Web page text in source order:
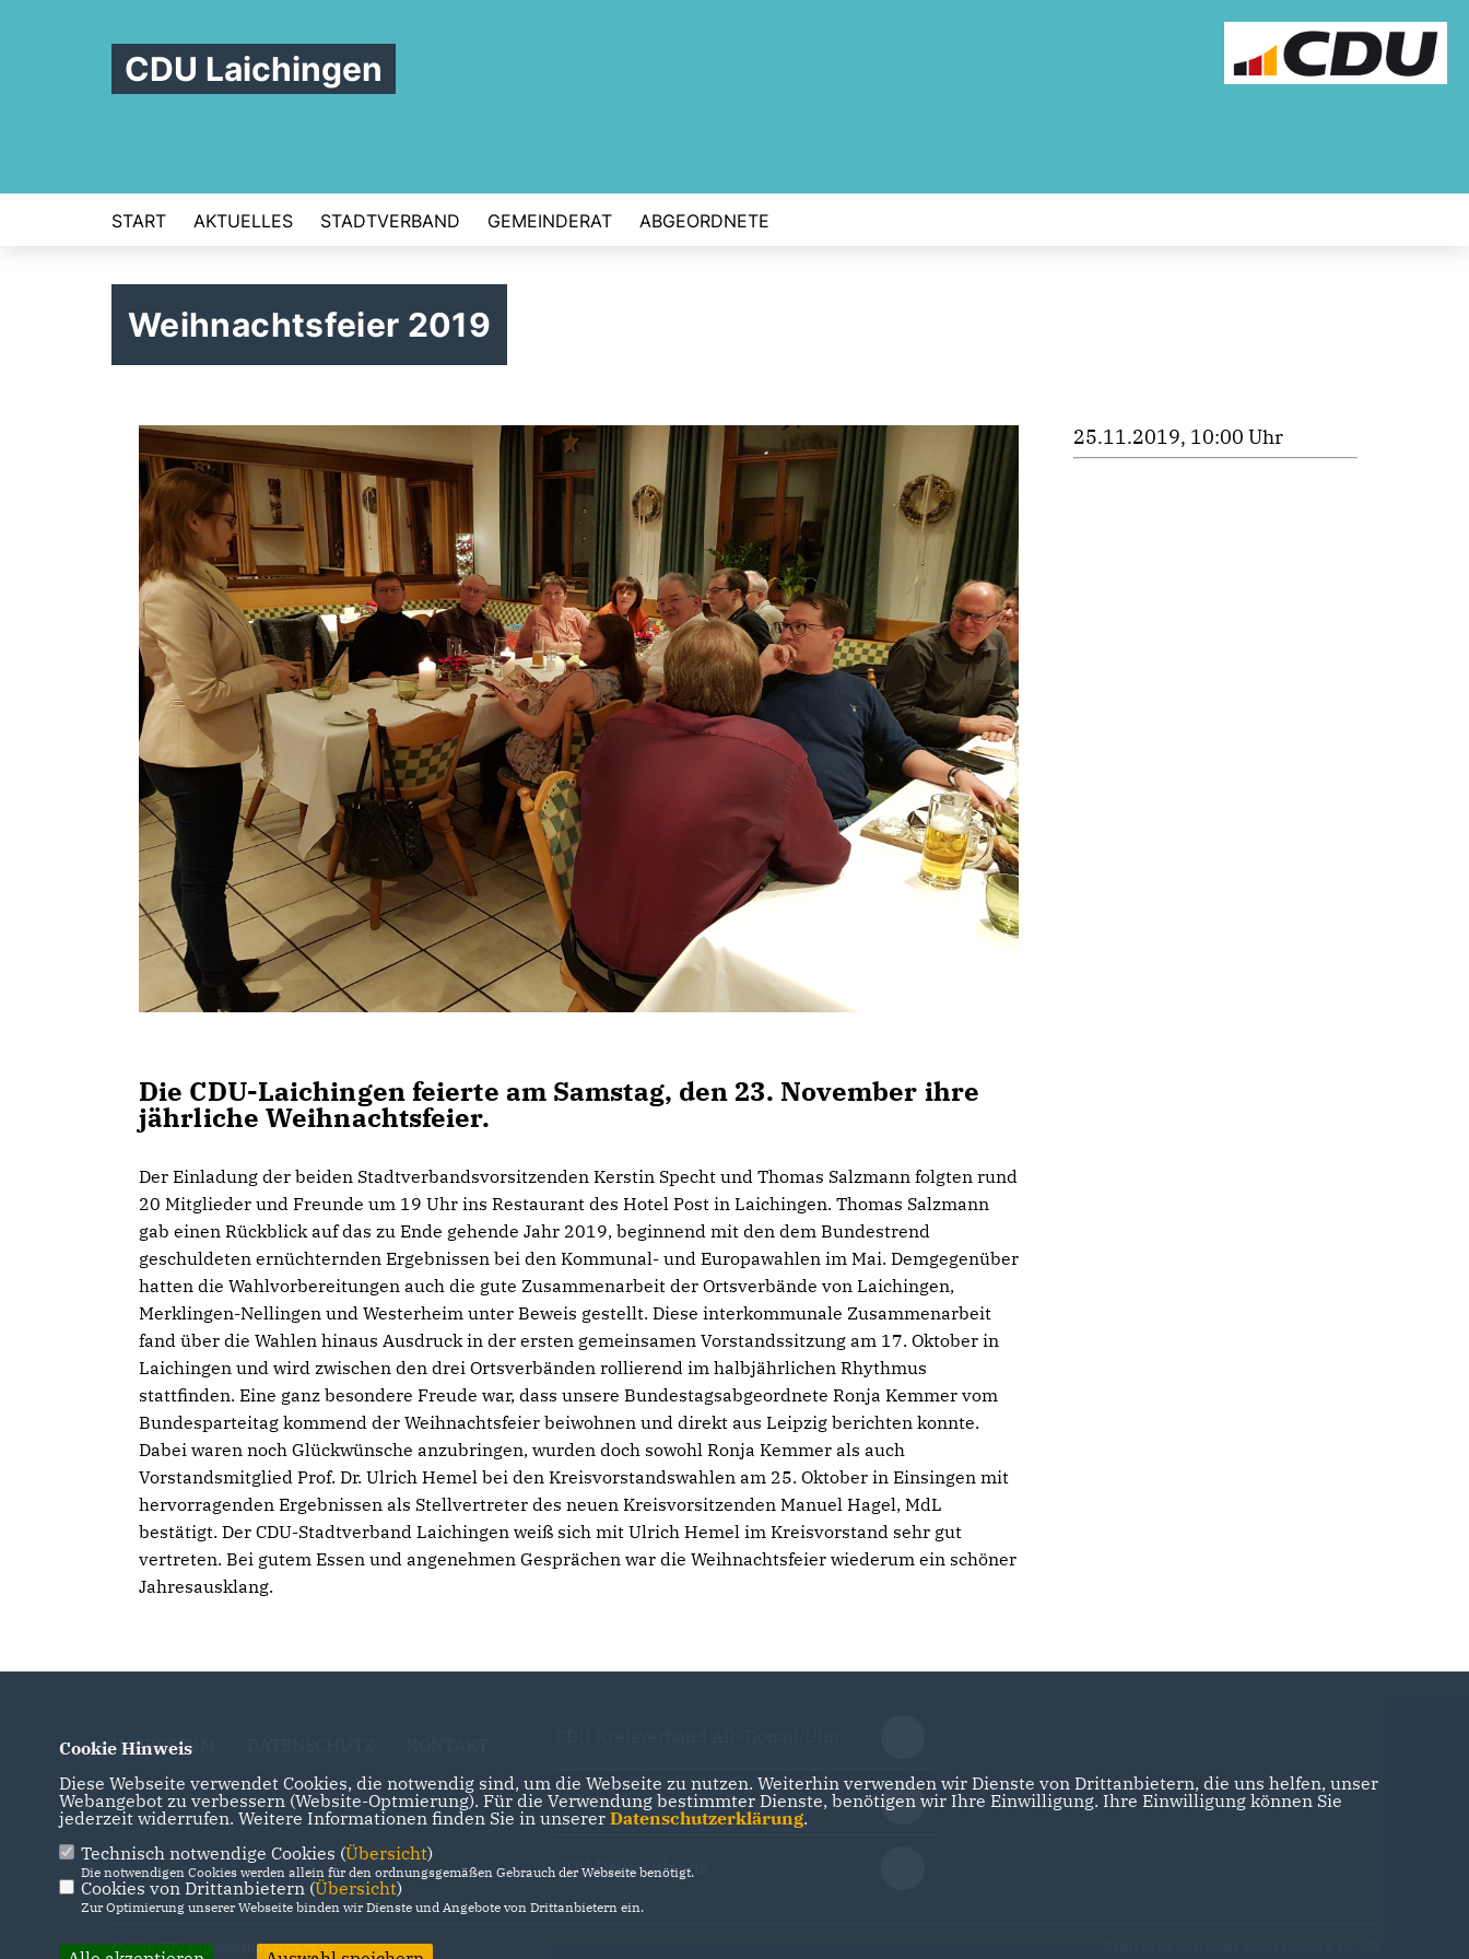
CDU Laichingen
START AKTUELLES STADTVERBAND GEMEINDERAT ABGEORDNETE
Weihnachtsfeier 2019
Die CDU-Laichingen feierte am Samstag, den 23. November ihre
jährliche Weihnachtsfeier.
Der Einladung der beiden Stadtverbandsvorsitzenden Kerstin Specht und Thomas Salzmann folgten rund
20 Mitglieder und Freunde um 19 Uhr ins Restaurant des Hotel Post in Laichingen. Thomas Salzmann
gab einen Rückblick auf das zu Ende gehende Jahr 2019, beginnend mit den dem Bundestrend
geschuldeten ernüchternden Ergebnissen bei den Kommunal- und Europawahlen im Mai. Demgegenüber
hatten die Wahlvorbereitungen auch die gute Zusammenarbeit der Ortsverbände von Laichingen,
Merklingen-Nellingen und Westerheim unter Beweis gestellt. Diese interkommunale Zusammenarbeit
fand über die Wahlen hinaus Ausdruck in der ersten gemeinsamen Vorstandssitzung am 17. Oktober in
Laichingen und wird zwischen den drei Ortsverbänden rollierend im halbjährlichen Rhythmus
stattfinden. Eine ganz besondere Freude war, dass unsere Bundestagsabgeordnete Ronja Kemmer vom
Bundesparteitag kommend der Weihnachtsfeier beiwohnen und direkt aus Leipzig berichten konnte.
Dabei waren noch Glückwünsche anzubringen, wurden doch sowohl Ronja Kemmer als auch
Vorstandsmitglied Prof. Dr. Ulrich Hemel bei den Kreisvorstandswahlen am 25. Oktober in Einsingen mit
hervorragenden Ergebnissen als Stellvertreter des neuen Kreisvorsitzenden Manuel Hagel, MdL
bestätigt. Der CDU-Stadtverband Laichingen weiß sich mit Ulrich Hemel im Kreisvorstand sehr gut
vertreten. Bei gutem Essen und angenehmen Gesprächen war die Weihnachtsfeier wiederum ein schöner
Jahresausklang.
25.11.2019, 10:00 Uhr
IMPRESSUM
CDU Baden-Württemberg
CDU Deutschlands
@2026 CDU Ortsverband Laichingen
Cookie Hinweis
Diese Webseite verwendet Cookies, die notwendig sind, um die Webseite zu nutzen. Weiterhin verwenden wir Dienste von Drittanbietern, die uns helfen, unser
Webangebot zu verbessern (Website-Optmierung). Für die Verwendung bestimmter Dienste, benötigen wir Ihre Einwilligung. Ihre Einwilligung können Sie
jederzeit widerrufen. Weitere Informationen finden Sie in unserer Datenschutzerklärung.
Technisch notwendige Cookies (Übersicht)
Die notwendigen Cookies werden allein für den ordnungsgemäßen Gebrauch der Webseite benötigt.
Cookies von Drittanbietern (Übersicht)
Zur Optimierung unserer Webseite binden wir Dienste und Angebote von Drittanbietern ein.